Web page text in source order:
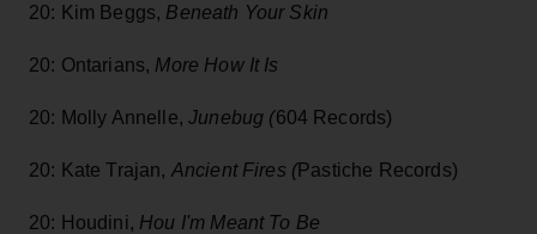
20: Kim Beggs, Beneath Your Skin
20: Ontarians, More How It Is
20: Molly Annelle,Junebug (604 Records)
20: Kate Trajan, Ancient Fires (Pastiche Records)
20: Houdini, Hou I'm Meant To Be